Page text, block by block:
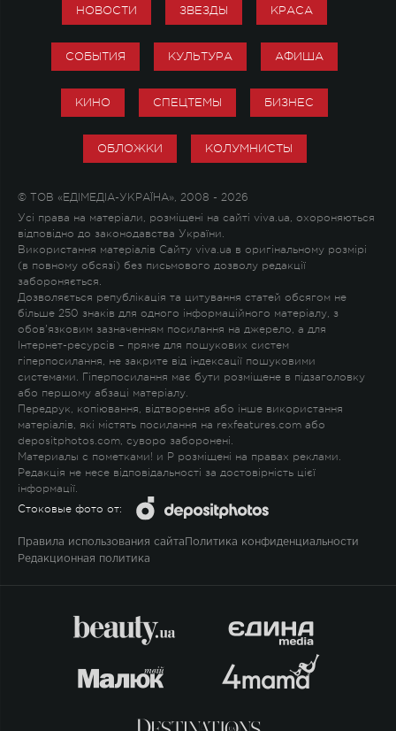
НОВОСТИ ЗВЕЗДЫ КРАСА
СОБЫТИЯ КУЛЬТУРА АФИША
КИНО СПЕЦТЕМЫ БИЗНЕС
ОБЛОЖКИ КОЛУМНИСТЫ
© ТОВ «ЕДІМЕДІА-УКРАЇНА», 2008 - 2026
Усі права на матеріали, розміщені на сайті viva.ua, охороняються
відповідно до законодавства України.
Використання матеріалів Сайту viva.ua в оригінальному розмірі
(в повному обсязі) без письмового дозволу редакції
забороняється.
Дозволяється републікація та цитування статей обсягом не
більше 250 знаків для одного інформаційного матеріалу, з
обов'язковим зазначенням посилання на джерело, а для
Інтернет-ресурсів – пряме для пошукових систем
гіперпосилання, не закрите від індексації пошуковими
системами. Гіперпосилання має бути розміщене в підзаголовку
або першому абзаці матеріалу.
Передрук, копіювання, відтворення або інше використання
матеріалів, які містять посилання на rexfeatures.com або
depositphotos.com, суворо заборонені.
Материалы с пометками! и P розміщені на правах реклами.
Редакція не несе відповідальності за достовірність цієї
інформації.
Стоковые фото от:
Правила использования сайта Политика конфиденциальности
Редакционная политика